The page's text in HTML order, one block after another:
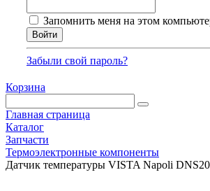
Запомнить меня на этом
Забыли свой пароль?
Корзина
Главная страница
Каталог
Запчасти
Термоэлектронные компоненты
Датчик температуры VISTA Napoli